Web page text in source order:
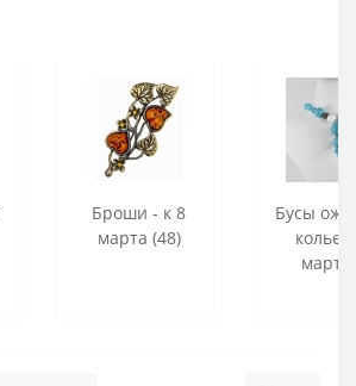
Броши - к 8
марта (48)
Бусы
колье
марта